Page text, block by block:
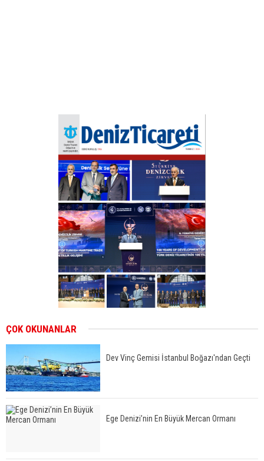
ÇOK OKUNANLAR
Dev Vinç Gemisi İstanbul Boğazı'ndan Geçti
Ege Denizi’nin En Büyük Mercan Ormanı